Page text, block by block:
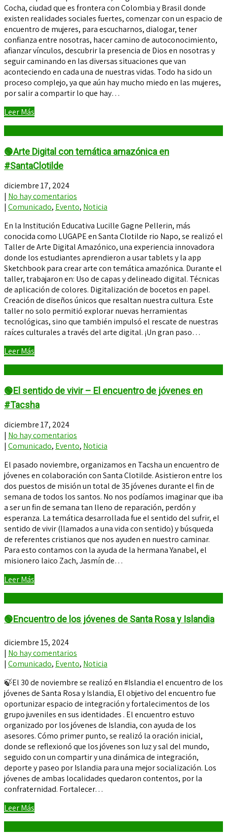
Cocha, ciudad que es frontera con Colombia y Brasil donde
existen realidades sociales fuertes, comenzar con un espacio de
encuentro de mujeres, para escucharnos, dialogar, tener
confianza entre nosotras, hacer camino de autoconocimiento,
afianzar vínculos, descubrir la presencia de Dios en nosotras y
seguir caminando en las diversas situaciones que van
aconteciendo en cada una de nuestras vidas. Todo ha sido un
proceso complejo, ya que aún hay mucho miedo en las mujeres,
por salir a compartir lo que hay…
Leer Más
🟢Arte Digital con temática amazónica en
#SantaClotilde
diciembre 17, 2024
| No hay comentarios
| Comunicado, Evento, Noticia
En la Institución Educativa Lucille Gagne Pellerin, más
conocida como LUGAPE en Santa Clotilde rio Napo, se realizó el
Taller de Arte Digital Amazónico, una experiencia innovadora
donde los estudiantes aprendieron a usar tablets y la app
Sketchbook para crear arte con temática amazónica. Durante el
taller, trabajaron en: Uso de capas y delineado digital. Técnicas
de aplicación de colores. Digitalización de bocetos en papel.
Creación de diseños únicos que resaltan nuestra cultura. Este
taller no solo permitió explorar nuevas herramientas
tecnológicas, sino que también impulsó el rescate de nuestras
raíces culturales a través del arte digital. ¡Un gran paso…
Leer Más
🟢El sentido de vivir – El encuentro de jóvenes en
#Tacsha
diciembre 17, 2024
| No hay comentarios
| Comunicado, Evento, Noticia
El pasado noviembre, organizamos en Tacsha un encuentro de
jóvenes en colaboración con Santa Clotilde. Asistieron entre los
dos puestos de misión un total de 35 jóvenes durante el fin de
semana de todos los santos. No nos podíamos imaginar que iba
a ser un fin de semana tan lleno de reparación, perdón y
esperanza. La temática desarrollada fue el sentido del sufrir, el
sentido de vivir (llamados a una vida con sentido) y búsqueda
de referentes cristianos que nos ayuden en nuestro caminar.
Para esto contamos con la ayuda de la hermana Yanabel, el
misionero laico Zach, Jasmín de…
Leer Más
🟢Encuentro de los jóvenes de Santa Rosa y Islandia
diciembre 15, 2024
| No hay comentarios
| Comunicado, Evento, Noticia
🍃El 30 de noviembre se realizó en #Islandia el encuentro de los
jóvenes de Santa Rosa y Islandia, El objetivo del encuentro fue
oportunizar espacio de integración y fortalecimentos de los
grupo juveniles en sus identidades . El encuentro estuvo
organizado por los jóvenes de Islandia, con ayuda de los
asesores. Cómo primer punto, se realizó la oración inicial,
donde se reflexionó que los jóvenes son luz y sal del mundo,
seguido con un compartir y una dinámica de integración,
deporte y paseo por Islandia para una mejor socialización. Los
jóvenes de ambas localidades quedaron contentos, por la
confraternidad. Fortalecer…
Leer Más